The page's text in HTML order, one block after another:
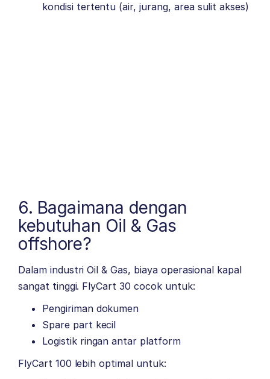
kondisi tertentu (air, jurang, area sulit akses)
6. Bagaimana dengan
kebutuhan Oil & Gas
offshore?
Dalam industri Oil & Gas, biaya operasional kapal
sangat tinggi. FlyCart 30 cocok untuk:
Pengiriman dokumen
Spare part kecil
Logistik ringan antar platform
FlyCart 100 lebih optimal untuk: